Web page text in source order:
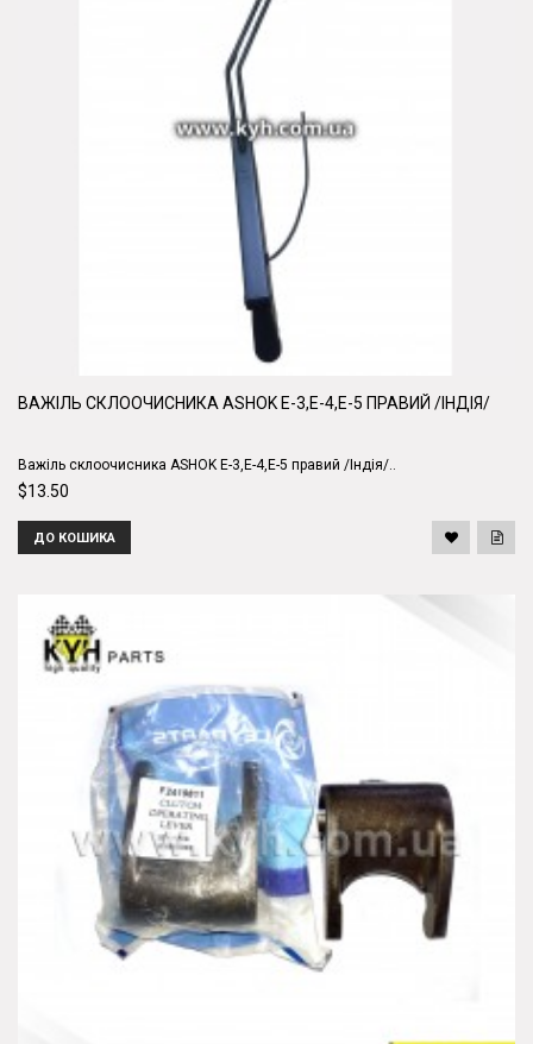
ВАЖІЛЬ СКЛООЧИСНИКА ASHOK Е-3,Е-4,Е-5 ПРАВИЙ /ІНДІЯ/
Важіль склоочисника ASHOK Е-3,Е-4,Е-5 правий /Індія/..
$13.50
ДО КОШИКА